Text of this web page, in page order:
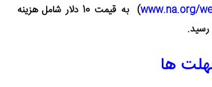
www.na.org/
) به قیمت 10 دلار شامل هزینه
ها